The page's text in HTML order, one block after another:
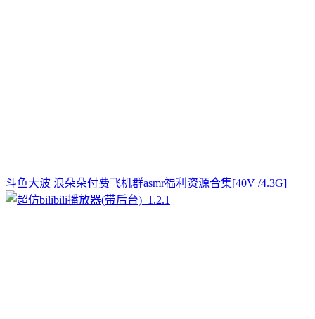
斗鱼大波 浪朵朵付费飞机群asmr福利资源合集[40V /4.3G]